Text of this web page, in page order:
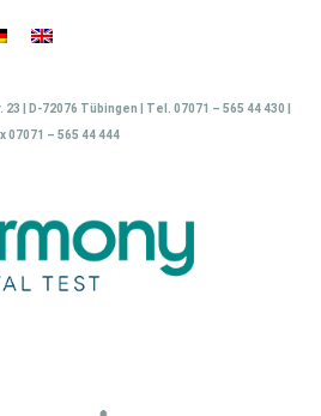
| D-72076 Tübingen | Tel. 07071 – 565 44 430 |
07071 – 565 44 444